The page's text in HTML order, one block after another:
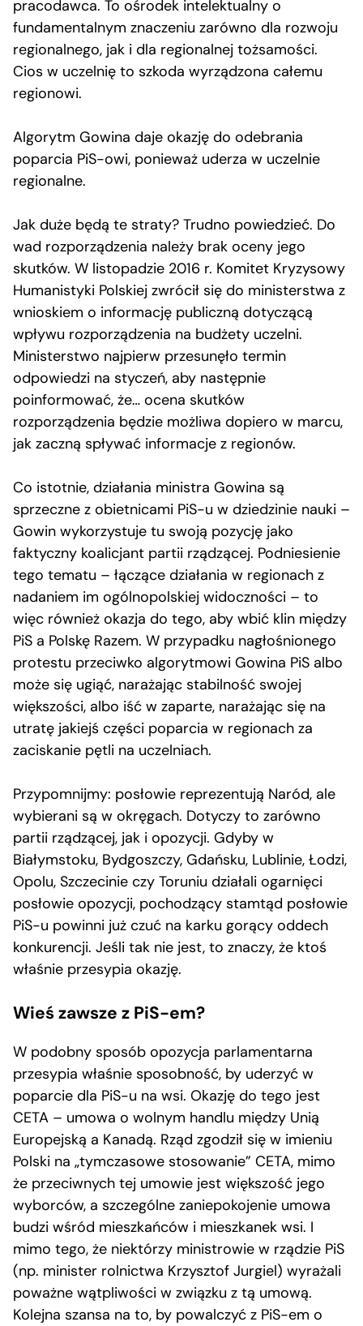
pracodawca. To ośrodek intelektualny o
fundamentalnym znaczeniu zarówno dla rozwoju
regionalnego, jak i dla regionalnej tożsamości.
Cios w uczelnię to szkoda wyrządzona całemu
regionowi.
Algorytm Gowina daje okazję do odebrania
poparcia PiS-owi, ponieważ uderza w uczelnie
regionalne.
Jak duże będą te straty? Trudno powiedzieć. Do
wad rozporządzenia należy brak oceny jego
skutków. W listopadzie 2016 r. Komitet Kryzysowy
Humanistyki Polskiej zwrócił się do ministerstwa z
wnioskiem o informację publiczną dotyczącą
wpływu rozporządzenia na budżety uczelni.
Ministerstwo najpierw przesunęło termin
odpowiedzi na styczeń, aby następnie
poinformować, że… ocena skutków
rozporządzenia będzie możliwa dopiero w marcu,
jak zaczną spływać informacje z regionów.
Co istotnie, działania ministra Gowina są
sprzeczne z obietnicami PiS-u w dziedzinie nauki –
Gowin wykorzystuje tu swoją pozycję jako
faktyczny koalicjant partii rządzącej. Podniesienie
tego tematu – łączące działania w regionach z
nadaniem im ogólnopolskiej widoczności – to
więc również okazja do tego, aby wbić klin między
PiS a Polskę Razem. W przypadku nagłośnionego
protestu przeciwko algorytmowi Gowina PiS albo
może się ugiąć, narażając stabilność swojej
większości, albo iść w zaparte, narażając się na
utratę jakiejś części poparcia w regionach za
zaciskanie pętli na uczelniach.
Przypomnijmy: posłowie reprezentują Naród, ale
wybierani są w okręgach. Dotyczy to zarówno
partii rządzącej, jak i opozycji. Gdyby w
Białymstoku, Bydgoszczy, Gdańsku, Lublinie, Łodzi,
Opolu, Szczecinie czy Toruniu działali ogarnięci
posłowie opozycji, pochodzący stamtąd posłowie
PiS-u powinni już czuć na karku gorący oddech
konkurencji. Jeśli tak nie jest, to znaczy, że ktoś
właśnie przesypia okazję.
Wieś zawsze z PiS-em?
W podobny sposób opozycja parlamentarna
przesypia właśnie sposobność, by uderzyć w
poparcie dla PiS-u na wsi. Okazję do tego jest
CETA – umowa o wolnym handlu między Unią
Europejską a Kanadą. Rząd zgodził się w imieniu
Polski na „tymczasowe stosowanie” CETA, mimo
że przeciwnych tej umowie jest większość jego
wyborców, a szczególne zaniepokojenie umowa
budzi wśród mieszkańców i mieszkanek wsi. I
mimo tego, że niektórzy ministrowie w rządzie PiS
(np. minister rolnictwa Krzysztof Jurgiel) wyrażali
poważne wątpliwości w związku z tą umową.
Kolejna szansa na to, by powalczyć z PiS-em o